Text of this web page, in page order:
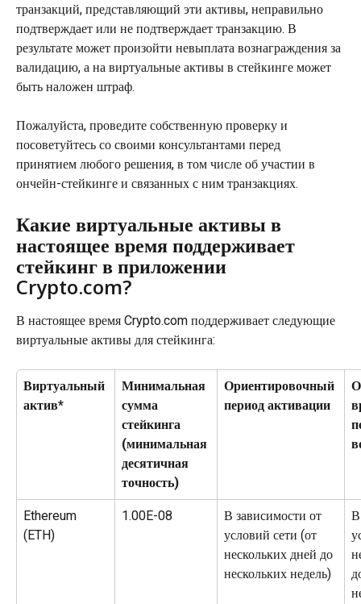
транзакций, представляющий эти активы, неправильно
подтверждает или не подтверждает транзакцию. В
результате может произойти невыплата вознаграждения за
валидацию, а на виртуальные активы в стейкинге может
быть наложен штраф.
Пожалуйста, проведите собственную проверку и
посоветуйтесь со своими консультантами перед
принятием любого решения, в том числе об участии в
ончейн-стейкинге и связанных с ним транзакциях.
Какие виртуальные активы в
настоящее время поддерживает
стейкинг в приложении
Crypto.com?
В настоящее время Crypto.com поддерживает следующие
виртуальные активы для стейкинга:
Виртуальный
актив*
Минимальная
сумма
стейкинга
(минимальная
десятичная
точность)
Ориентировочный
период активации
Ethereum
(ETH)
1.00E-08
В зависимости от
условий сети (от
нескольких дней до
нескольких недель)
В